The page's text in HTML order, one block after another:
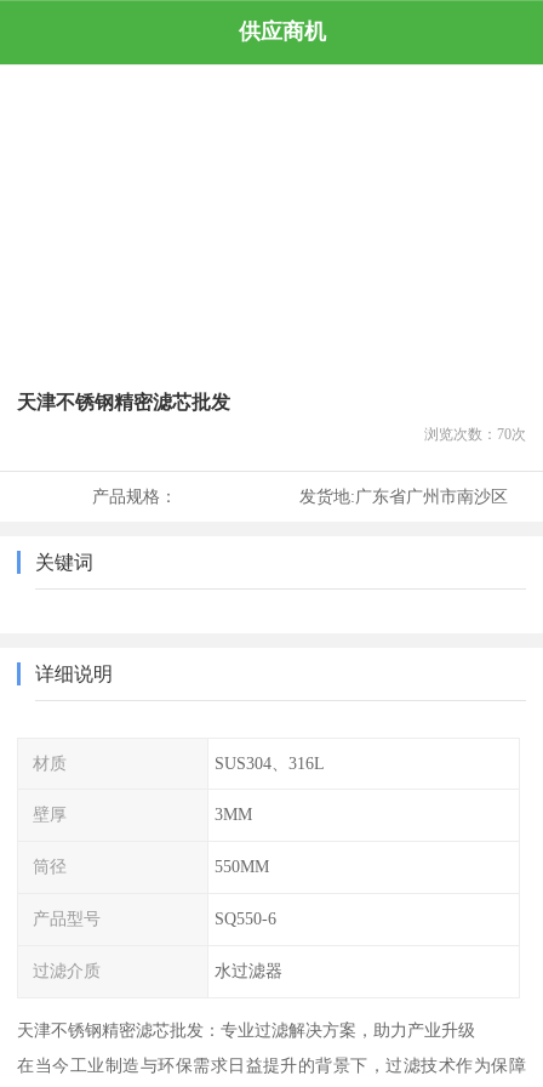
供应商机
天津不锈钢精密滤芯批发
浏览次数： 70次
产品规格： 发货地:广东省广州市南沙区
关键词
详细说明
材质 SUS304、316L
壁厚 3MM
筒径 550MM
产品型号 SQ550-6
过滤介质 水过滤器
天津不锈钢精密滤芯批发：专业过滤解决方案，助力产业升级
在当今工业制造与环保需求日益提升的背景下，过滤技术作为保障